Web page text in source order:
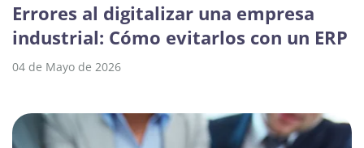
Errores al digitalizar una empresa
industrial: Cómo evitarlos con un ERP
04 de Mayo de 2026